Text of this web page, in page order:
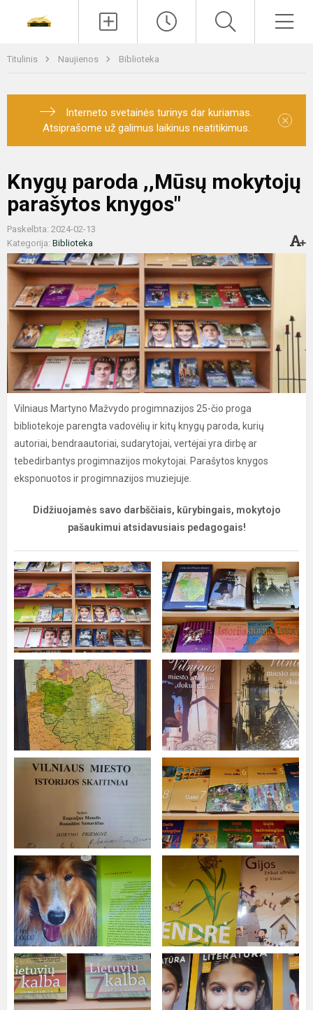
Titulinis Naujienos Biblioteka
Interneto svetainės turinys dar kuriamas.
Atsiprašome už galimus laikinus neatitikimus.
×
Knygų paroda ,,Mūsų mokytojų
parašytos knygos"
Paskelbta: 2024-02-13
Kategorija: Biblioteka
Vilniaus Martyno Mažvydo progimnazijos 25-čio proga
bibliotekoje parengta vadovėlių ir kitų knygų paroda, kurių
autoriai, bendraautoriai, sudarytojai, vertėjai yra dirbę ar
tebedirbantys progimnazijos mokytojai. Parašytos knygos
eksponuotos ir progimnazijos muziejuje.
Didžiuojamės savo darbščiais, kūrybingais, mokytojo
pašaukimui atsidavusiais pedagogais!